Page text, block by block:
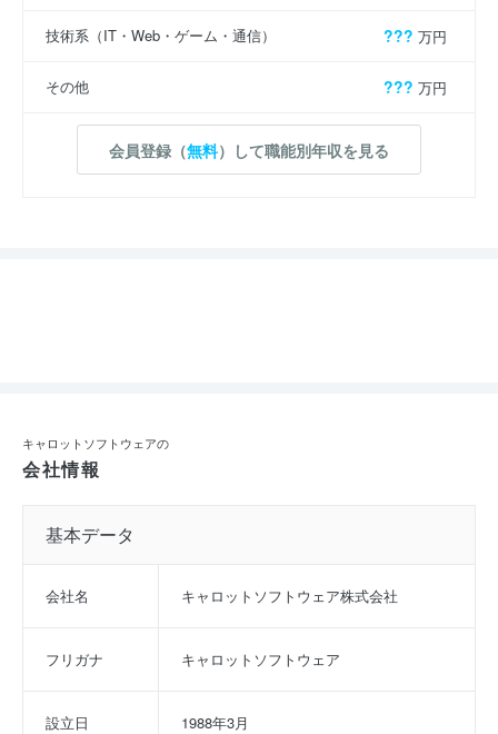
技術系（IT・Web・ゲーム・通信） ??? 万円
その他 ??? 万円
会員登録（無料）して職能別年収を見る
キャロットソフトウェアの
会社情報
基本データ
会社名 キャロットソフトウェア株式会社
フリガナ キャロットソフトウェア
設立日 1988年3月